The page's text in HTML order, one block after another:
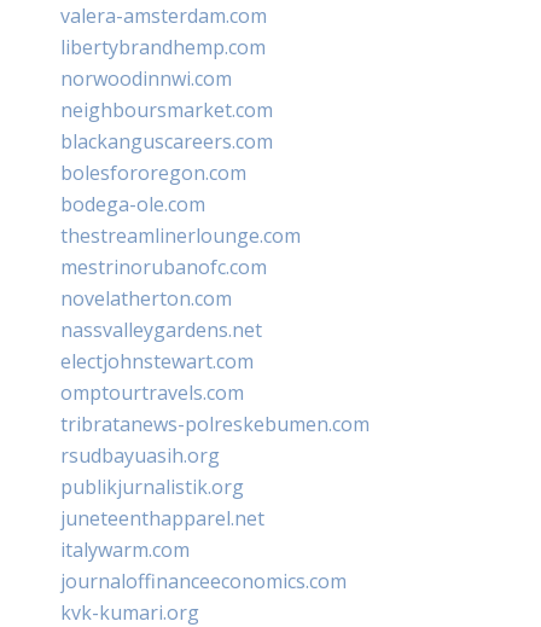
valera-amsterdam.com
libertybrandhemp.com
norwoodinnwi.com
neighboursmarket.com
blackanguscareers.com
bolesfororegon.com
bodega-ole.com
thestreamlinerlounge.com
mestrinorubanofc.com
novelatherton.com
nassvalleygardens.net
electjohnstewart.com
omptourtravels.com
tribratanews-polreskebumen.com
rsudbayuasih.org
publikjurnalistik.org
juneteenthapparel.net
italywarm.com
journaloffinanceeconomics.com
kvk-kumari.org